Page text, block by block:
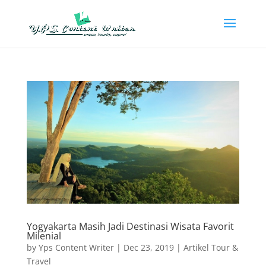
Yogyakarta Masih Jadi Destinasi Wisata Favorit
Milenial
by Yps Content Writer| Dec 23, 2019| Artikel Tour &
Travel